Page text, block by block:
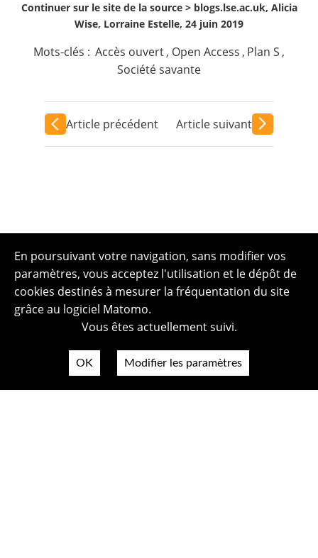
Continuer sur le site de la source > blogs.lse.ac.uk, Alicia
Wise, Lorraine Estelle, 24 juin 2019
Mots-clés : Accès ouvert, Open Access , Plan S ,
Société savante
Article précédent Article suivant
En poursuivant votre navigation, sans modifier vos
paramètres, vous acceptez l'utilisation et le dépôt de
cookies destinés à mesurer la fréquentation du site
grâce au logiciel Matomo.
Vous êtes actuellement suivi.
OK Modifier les paramètres